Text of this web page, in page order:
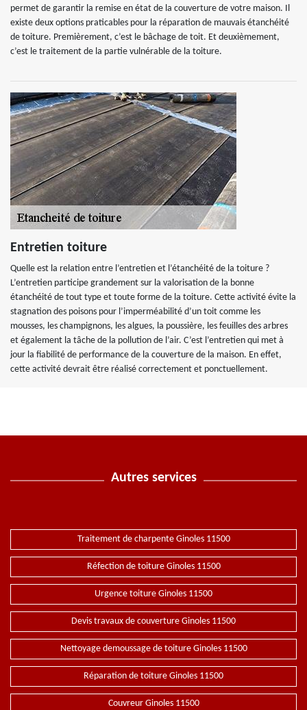
permet de garantir la remise en état de la couverture de votre maison. Il
existe deux options praticables pour la réparation de mauvais étanchéité
de toiture. Premièrement, c’est le bâchage de toit. Et deuxièmement,
c’est le traitement de la partie vulnérable de la toiture.
Entretien toiture
Quelle est la relation entre l’entretien et l’étanchéité de la toiture ?
L’entretien participe grandement sur la valorisation de la bonne
étanchéité de tout type et toute forme de la toiture. Cette activité évite la
stagnation des poisons pour l’imperméabilité d’un toit comme les
mousses, les champignons, les algues, la poussière, les feuilles des arbres
et également la tâche de la pollution de l’air. C’est l’entretien qui met à
jour la fiabilité de performance de la couverture de la maison. En effet,
cette activité devrait être réalisé correctement et ponctuellement.
Autres services
Traitement de charpente Ginoles 11500
Réfection de toiture Ginoles 11500
Urgence toiture Ginoles 11500
Devis travaux de couverture Ginoles 11500
Nettoyage demoussage de toiture Ginoles 11500
Réparation de toiture Ginoles 11500
Couvreur Ginoles 11500